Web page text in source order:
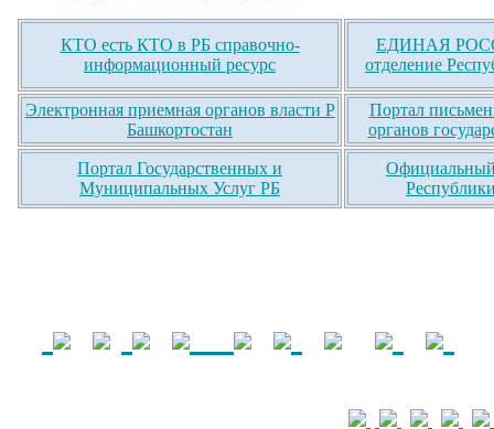
КТО есть КТО в РБ справочно-
информационный ресурс
ЕДИНАЯ
отделение
Электронная приемная органов власти Р
Башкортостан
Портал
органов
Портал Государственных и
Муниципальных Услуг РБ
Официальный